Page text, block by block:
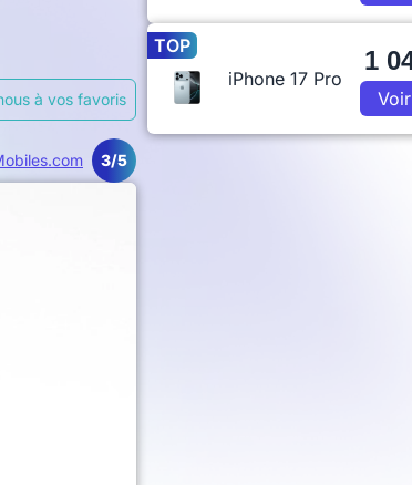
à vos favoris
3/5
TOP
iPhone 17 Pro
1